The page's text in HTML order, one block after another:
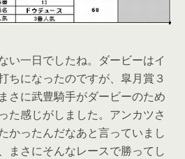
い一日でしたね。ダービーはイ
ちになったのですが、皐月賞３
さに武豊騎手がダービーのため
た感じがしました。アンカツさ
かったんだなあと言っていまし
まさにそんなレースで勝ってし